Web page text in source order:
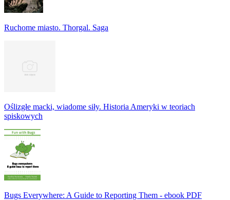
Ruchome miasto. Thorgal. Saga
Oślizgłe macki, wiadome siły. Historia Ameryki w teoriach
spiskowych
Bugs Everywhere: A Guide to Reporting Them - ebook PDF